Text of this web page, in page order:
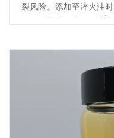
裂风险。添加至淬火油
（800℃至300℃），适
安全性的创新解决方案。